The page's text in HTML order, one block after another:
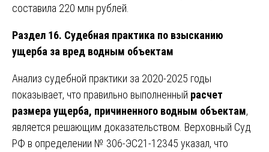
составила 220 млн рублей.
Раздел 16. Судебная практика по взысканию
ущерба за вред водным объектам
Анализ судебной практики за 2020-2025 годы
показывает, что правильно выполненный расчет
размера ущерба, причиненного водным объектам,
является решающим доказательством. Верховный Суд
РФ в определении № 306-ЭС21-12345 указал, что